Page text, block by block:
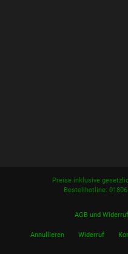
Preise inklusive
Bestellhotline:
AGB und
Annullieren Widerruf